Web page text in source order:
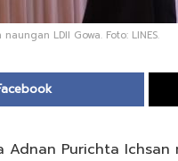
LDII Gowa. Foto: LINES.
Adnan Purichta